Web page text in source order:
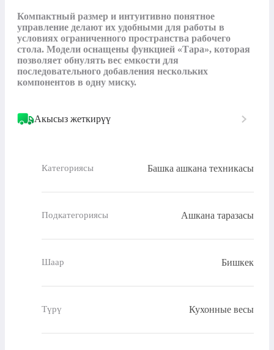
Компактный размер и интуитивно понятное
управление делают их удобными для работы в
условиях ограниченного пространства рабочего
стола. Модели оснащены функцией «Тара», которая
позволяет обнулять вес емкости для
последовательного добавления нескольких
компонентов в одну миску.
Акысыз жеткирүү
Категориясы Башка ашкана техникасы
Подкатегориясы Ашкана таразасы
Шаар Бишкек
Түрү Кухонные весы